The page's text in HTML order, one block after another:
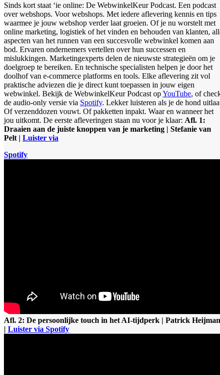
Sinds kort staat ‘ie online: De WebwinkelKeur Podcast. Een podcast
over webshops. Voor webshops. Met iedere aflevering kennis en tips
waarmee je jouw webshop verder laat groeien. Of je nu worstelt met
online marketing, logistiek of het vinden en behouden van klanten,
aspecten van het runnen van een succesvolle webwinkel komen aan
bod. Ervaren ondernemers vertellen over hun successen en
mislukkingen. Marketingexperts delen de nieuwste strategieën om je
doelgroep te bereiken. En technische specialisten helpen je door het
doolhof van e-commerce platforms en tools. Elke aflevering zit vol
praktische adviezen die je direct kunt toepassen in jouw eigen
webwinkel. Bekijk de WebwinkelKeur Podcast opYouTube, of
de audio-only versie via Spotify. Lekker luisteren als je de hond
Of verzenddozen vouwt. Of pakketten inpakt. Waar en wanneer het
jou uitkomt. De eerste afleveringen staan nu voor je klaar: Afl. 1:
Draaien aan de juiste knoppen van je marketing | Stefanie van
Pelt | Luister via
Spotify
Afl. 2: De persoonlijke touch in het AI-tijdperk | Patrick
| Luister via Spotify